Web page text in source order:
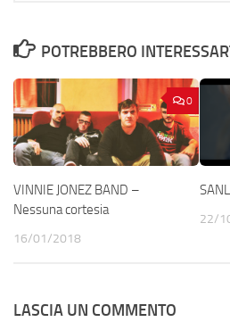
POTREBBERO
0
VINNIE JONEZ BAND –
Nessuna cortesia
16/01/2018
22/
LASCIA UN COMMENTO